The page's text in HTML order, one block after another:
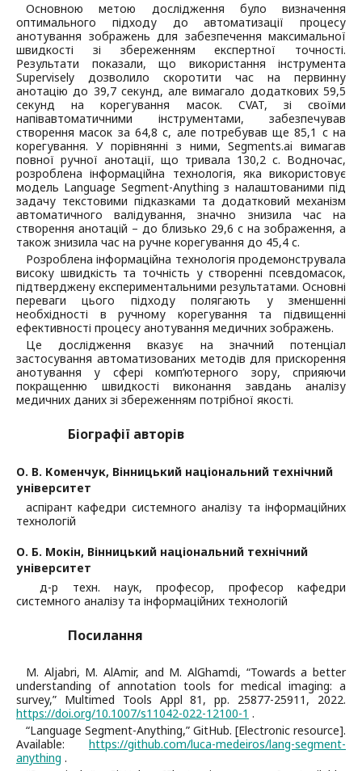
Основною метою дослідження було визначення
оптимального підходу до автоматизації процесу
анотування зображень для забезпечення максимальної
швидкості зі збереженням експертної точності.
Результати показали, що використання інструмента
Supervisely дозволило скоротити час на первинну
анотацію до 39,7 секунд, але вимагало додаткових 59,5
секунд на корегування масок. CVAT, зі своїми
напівавтоматичними інструментами, забезпечував
створення масок за 64,8 с, але потребував ще 85,1 с на
корегування. У порівнянні з ними, Segments.ai вимагав
повної ручної анотації, що тривала 130,2 с. Водночас,
розроблена інформаційна технологія, яка використовує
модель Language Segment-Anything з налаштованими під
задачу текстовими підказками та додатковий механізм
автоматичного валідування, значно знизила час на
створення анотацій – до близько 29,6 с на зображення, а
також знизила час на ручне корегування до 45,4 с.
Розроблена інформаційна технологія продемонструвала
високу швидкість та точність у створенні псевдомасок,
підтверджену експериментальними результатами. Основні
переваги цього підходу полягають у зменшенні
необхідності в ручному корегування та підвищенні
ефективності процесу анотування медичних зображень.
Це дослідження вказує на значний потенціал
застосування автоматизованих методів для прискорення
анотування у сфері комп’ютерного зору, сприяючи
покращенню швидкості виконання завдань аналізу
медичних даних зі збереженням потрібної якості.
Біографії авторів
О. В. Коменчук, Вінницький національний технічний
університет
аспірант кафедри системного аналізу та інформаційних
технологій
О. Б. Мокін, Вінницький національний технічний
університет
д-р техн. наук, професор, професор кафедри
системного аналізу та інформаційних технологій
Посилання
M. Aljabri, M. AlAmir, and M. AlGhamdi, “Towards a better
understanding of annotation tools for medical imaging: a
survey,” Multimed Tools Appl 81, pp. 25877-25911, 2022.
https://doi.org/10.1007/s11042-022-12100-1 .
“Language Segment-Anything,” GitHub. [Electronic resource].
Available: https://github.com/luca-medeiros/lang-segment-
anything .